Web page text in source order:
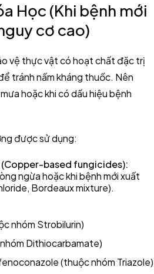
Học (Khi bệnh mới
cơ cao)
vệ thực vật có hoạt chất đặc trị
tránh nấm kháng thuốc. Nên
hoặc khi có dấu hiệu bệnh
được sử dụng:
based fungicides):
ngừa hoặc khi bệnh mới xuất
Bordeaux mixture).
nhóm Strobilurin)
Dithiocarbamate)
(thuộc nhóm Triazole)